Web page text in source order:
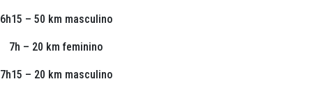
6h15 – 50 km masculino
7h – 20 km feminino
7h15 – 20 km masculino